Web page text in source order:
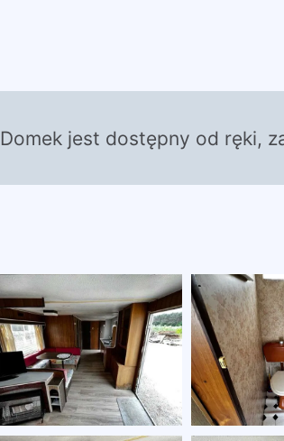
Domek jest dostępny od ręki,